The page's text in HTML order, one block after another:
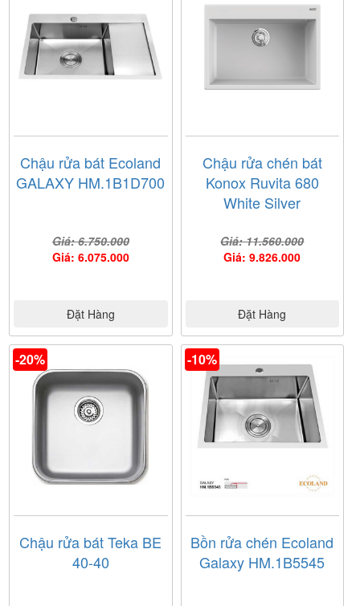
Chậu rửa bát Ecoland
GALAXY HM.1B1D700
Giá: 6.750.000
Giá: 6.075.000
Đặt Hàng
Chậu rửa chén bát
Konox Ruvita 680
White Silver
Giá: 11.560.000
Giá: 9.826.000
Đặt Hàng
-20%
Chậu rửa bát Teka BE
40-40
-10%
Bồn rửa chén Ecoland
Galaxy HM.1B5545